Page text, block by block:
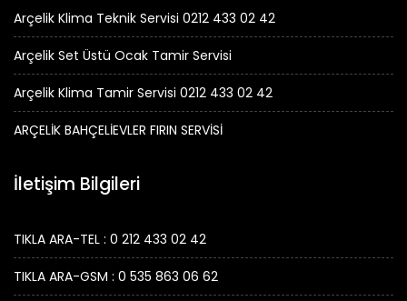
Arçelik Klima Teknik Servisi 0212 433 02 42
Arçelik Set Üstü Ocak Tamir Servisi
Arçelik Klima Tamir Servisi 0212 433 02 42
ARÇELİK BAHÇELİEVLER FIRIN SERVİSİ
İletişim Bilgileri
TIKLA ARA-TEL : 0 212 433 02 42
TIKLA ARA-GSM : 0 535 863 06 62